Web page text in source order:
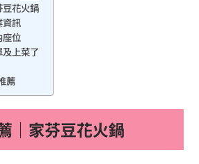
花火鍋
資訊
座位
上菜了
薦
｜家芬豆花火鍋